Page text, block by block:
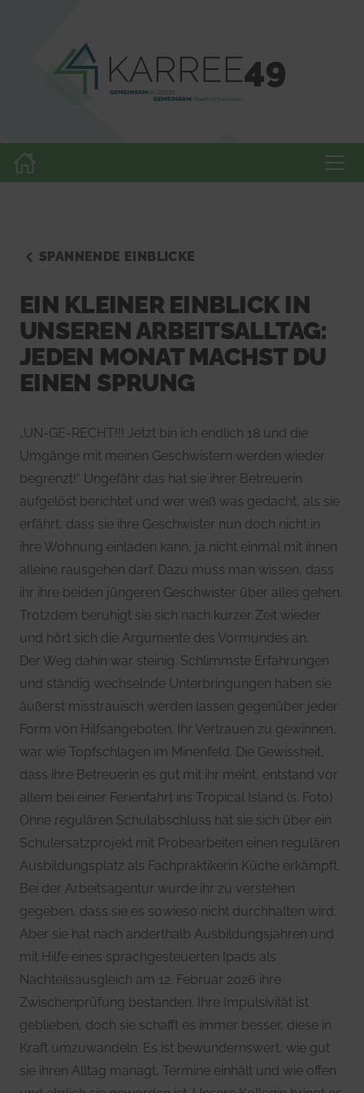
SPANNENDE EINBLICKE
EIN KLEINER EINBLICK IN
UNSEREN ARBEITSALLTAG:
JEDEN MONAT MACHST DU
EINEN SPRUNG
„UN-GE-RECHT!!! Jetzt bin ich endlich 18 und die
Umgänge mit meinen Geschwistern werden wieder
begrenzt!“ Ungefähr das hat sie ihrer Betreuerin
aufgelöst berichtet und wer weiß was gedacht, als sie
erfährt, dass sie ihre Geschwister nun doch nicht in
ihre Wohnung einladen kann, ja nicht einmal mit ihnen
alleine rausgehen darf. Dazu muss man wissen, dass
ihr ihre beiden jüngeren Geschwister über alles gehen.
Trotzdem beruhigt sie sich nach kurzer Zeit wieder
und hört sich die Argumente des Vormundes an.
Der Weg dahin war steinig. Schlimmste Erfahrungen
und ständig wechselnde Unterbringungen haben sie
äußerst misstrauisch werden lassen gegenüber jeder
Form von Hilfsangeboten. Ihr Vertrauen zu gewinnen,
war wie Topfschlagen im Minenfeld. Die Gewissheit,
dass ihre Betreuerin es gut mit ihr meint, entstand vor
allem bei einer Ferienfahrt ins Tropical Island (s. Foto)
Ohne regulären Schulabschluss hat sie sich über ein
Schulersatzprojekt mit Probearbeiten einen regulären
Ausbildungsplatz als Fachpraktikerin Küche erkämpft.
Bei der Arbeitsagentur wurde ihr zu verstehen
gegeben, dass sie es sowieso nicht durchhalten wird.
Aber sie hat nach anderthalb Ausbildungsjahren und
mit Hilfe eines sprachgesteuerten Ipads als
Nachteilsausgleich am 12. Februar 2026 ihre
Zwischenprüfung bestanden. Ihre Impulsivität ist
geblieben, doch sie schafft es immer besser, diese in
Kraft umzuwandeln. Es ist bewundernswert, wie gut
sie ihren Alltag managt, Termine einhält und wie offen